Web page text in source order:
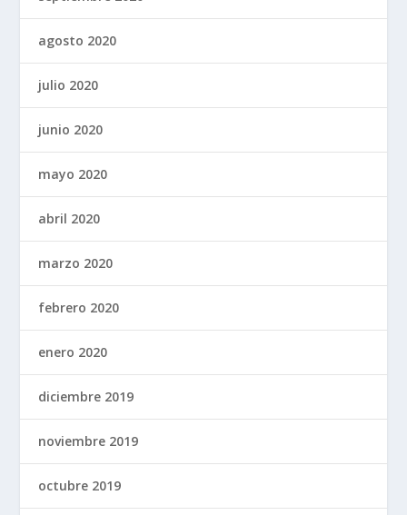
agosto 2020
julio 2020
junio 2020
mayo 2020
abril 2020
marzo 2020
febrero 2020
enero 2020
diciembre 2019
noviembre 2019
octubre 2019